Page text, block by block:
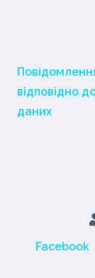
відповідно
даних
Facebook